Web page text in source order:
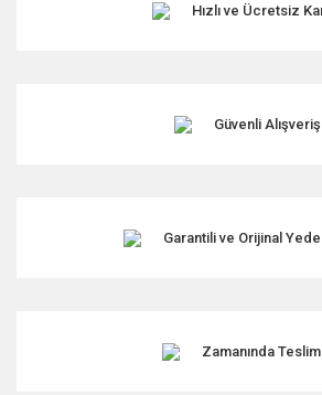
Ürün resmi kalitesiz, bozuk veya
Ürün fiyatı diğer sitelerden daha pahalı.
Hızlı ve Ücretsiz
Güvenli Alışveriş
Garantili ve Orijinal
Zamanında